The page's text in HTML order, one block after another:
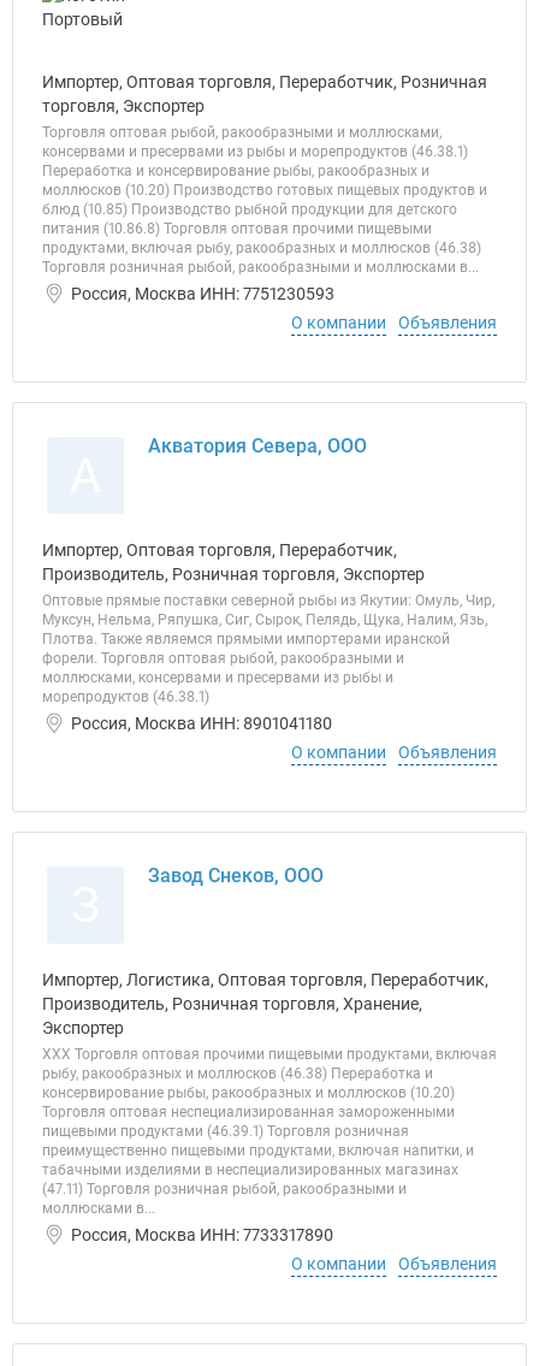
Импортер, Оптовая торговля, Переработчик, Розничная
торговля, Экспортер
Торговля оптовая рыбой, ракообразными и моллюсками,
консервами и пресервами из рыбы и морепродуктов (46.38.1)
Переработка и консервирование рыбы, ракообразных и
моллюсков (10.20) Производство готовых пищевых продуктов и
блюд (10.85) Производство рыбной продукции для детского
питания (10.86.8) Торговля оптовая прочими пищевыми
продуктами, включая рыбу, ракообразных и моллюсков (46.38)
Торговля розничная рыбой, ракообразными и моллюсками в...
Россия, Москва ИНН: 7751230593
О компании
Объявления
Акватория Севера, ООО
Импортер, Оптовая торговля, Переработчик,
Производитель, Розничная торговля, Экспортер
Оптовые прямые поставки северной рыбы из Якутии: Омуль, Чир,
Муксун, Нельма, Ряпушка, Сиг, Сырок, Пелядь, Щука, Налим, Язь,
Плотва. Также являемся прямыми импортерами иранской
форели. Торговля оптовая рыбой, ракообразными и
моллюсками, консервами и пресервами из рыбы и
морепродуктов (46.38.1)
Россия, Москва ИНН: 8901041180
О компании
Объявления
Завод Снеков, ООО
Импортер, Логистика, Оптовая торговля, Переработчик,
Производитель, Розничная торговля, Хранение,
Экспортер
ХХХ Торговля оптовая прочими пищевыми продуктами, включая
рыбу, ракообразных и моллюсков (46.38) Переработка и
консервирование рыбы, ракообразных и моллюсков (10.20)
Торговля оптовая неспециализированная замороженными
пищевыми продуктами (46.39.1) Торговля розничная
преимущественно пищевыми продуктами, включая напитки, и
табачными изделиями в неспециализированных магазинах
(47.11) Торговля розничная рыбой, ракообразными и
моллюсками в...
Россия, Москва ИНН: 7733317890
О компании
Объявления